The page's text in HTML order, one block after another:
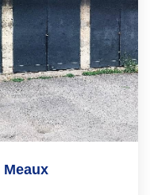
Meaux